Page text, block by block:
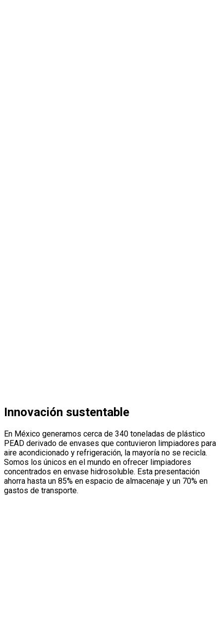
Innovación sustentable
En México generamos cerca de 340 toneladas de plástico
PEAD derivado de envases que contuvieron limpiadores para
aire acondicionado y refrigeración, la mayoría no se recicla.
Somos los únicos en el mundo en ofrecer limpiadores
concentrados en envase hidrosoluble. Esta presentación
ahorra hasta un 85% en espacio de almacenaje y un 70% en
gastos de transporte.